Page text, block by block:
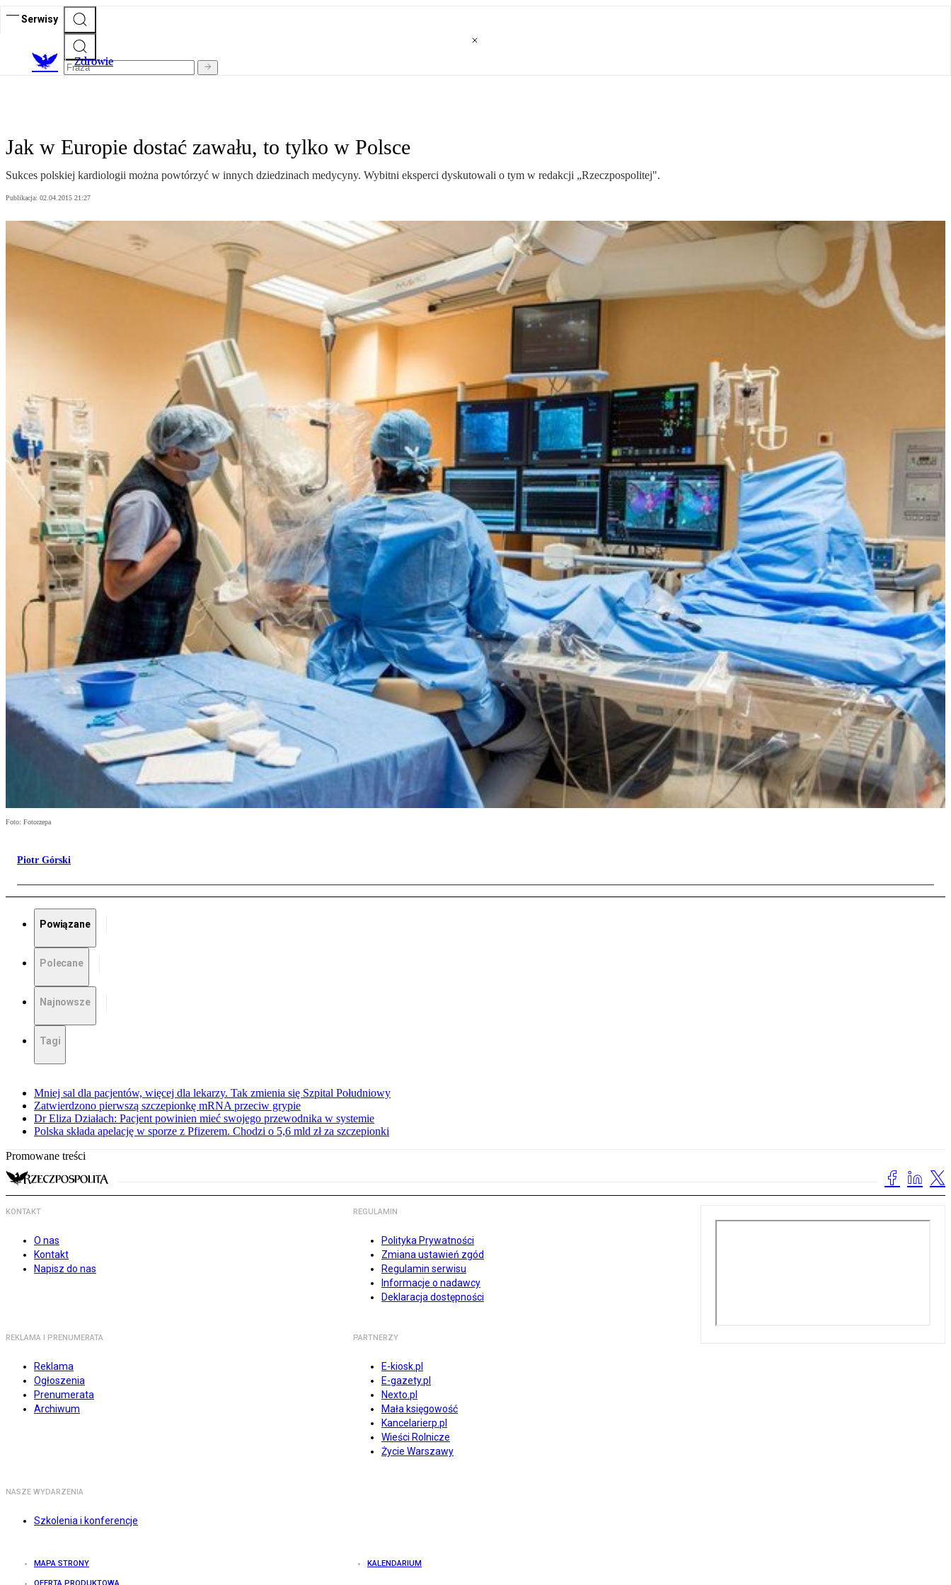
Serwisy
Zdrowie
Jak w Europie dostać zawału, to tylko w Polsce
Sukces polskiej kardiologii można powtórzyć w innych dziedzinach medycyny. Wybitni eksperci dyskutowali o tym w redakcji „Rzeczpospolitej".
Publikacja: 02.04.2015 21:27
Foto: Fotorzepa
Piotr Górski
Powiązane
Polecane
Najnowsze
Tagi
Mniej sal dla pacjentów, więcej dla lekarzy. Tak zmienia się Szpital Południowy
Zatwierdzono pierwszą szczepionkę mRNA przeciw grypie
Dr Eliza Działach: Pacjent powinien mieć swojego przewodnika w systemie
Polska składa apelację w sporze z Pfizerem. Chodzi o 5,6 mld zł za szczepionki
Promowane treści
KONTAKT
O nas
Kontakt
Napisz do nas
REGULAMIN
Polityka Prywatności
Zmiana ustawień zgód
Regulamin serwisu
Informacje o nadawcy
Deklaracja dostępności
REKLAMA I PRENUMERATA
Reklama
Ogłoszenia
Prenumerata
Archiwum
PARTNERZY
E-kiosk.pl
E-gazety.pl
Nexto.pl
Mała księgowość
Kancelarierp.pl
Wieści Rolnicze
Życie Warszawy
NASZE WYDARZENIA
Szkolenia i konferencje
MAPA STRONY KALENDARIUM